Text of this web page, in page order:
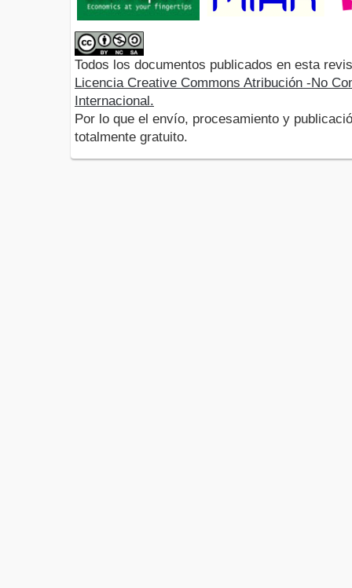
Todos los documentos publicados en esta
Licencia Creative Commons Atribución -No
Internacional.
Por lo que el envío, procesamiento y
totalmente gratuito.